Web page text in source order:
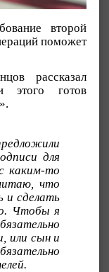
второй
поможет
рассказал
готов
для
каким-то
что
и сделать
Чтобы я
или сын и